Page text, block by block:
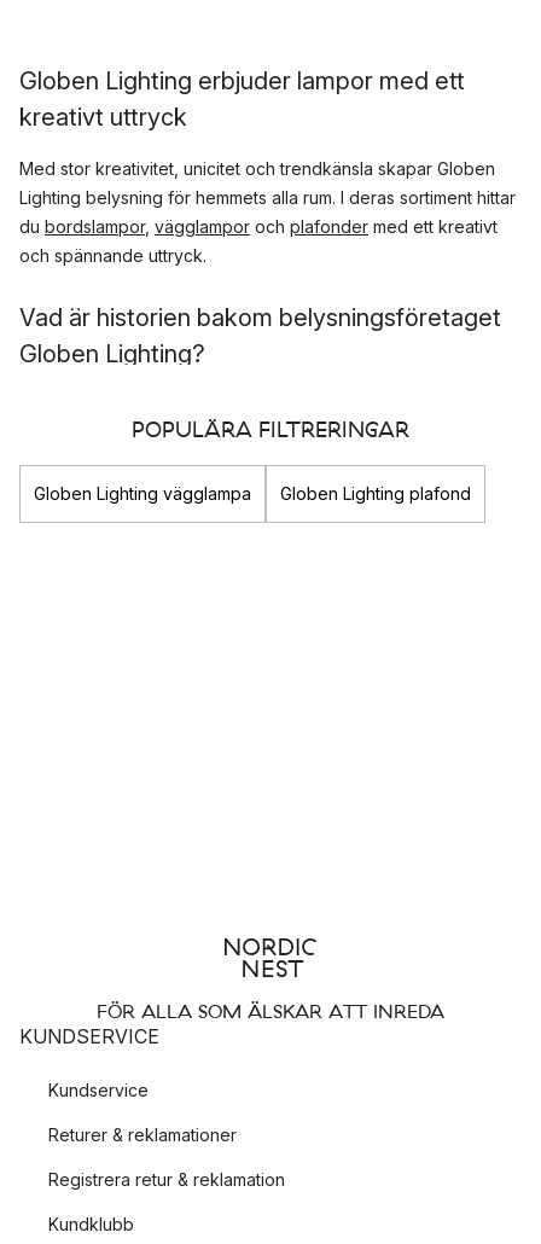
Globen Lighting erbjuder lampor med ett
kreativt uttryck
Med stor kreativitet, unicitet och trendkänsla skapar Globen
Lighting belysning för hemmets alla rum. I deras sortiment hittar
du bordslampor, vägglampor och plafonder med ett kreativt
och spännande uttryck.
Vad är historien bakom belysningsföretaget
Globen Lighting?
Anders Hall 1984. De har snart över 40 års erfarenhet av
belysningsbranschen och har gått från att vara ett litet
fåmansbolag till att bli en stor aktör i hela Europa.
har eget och djärvt uttryck. Den eleganta belysningen har en
Frans är ett gott exempel på, som med sina vackra fransar och
glansdagarna under 1920-talet.
belysning
POPULÄRA FILTRERINGAR
Globen Lighting vägglampa Globen Lighting plafond
FÖR ALLA SOM ÄLSKAR ATT INREDA
KUNDSERVICE
Kundservice
Returer & reklamationer
Registrera retur & reklamation
Kundklubb